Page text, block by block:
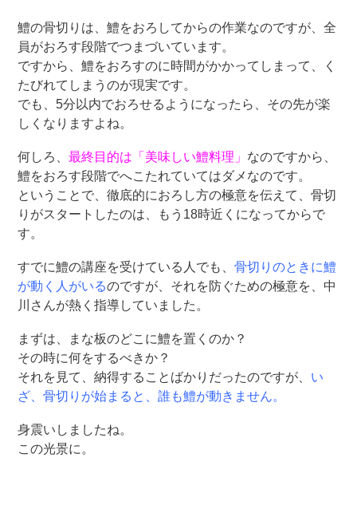
鱧の骨切りは、鱧をおろしてからの作業なのですが、全
員がおろす段階でつまづいています。
ですから、鱧をおろすのに時間がかかってしまって、く
たびれてしまうのが現実です。
でも、5分以内でおろせるようになったら、その先が楽
しくなりますよね。
何しろ、最終目的は「美味しい鱧料理」 なのですから、
鱧をおろす段階でへこたれていてはダメなのです。
ということで、徹底的におろし方の極意を伝えて、骨切
りがスタートしたのは、もう18時近くになってからで
す。
すでに鱧の講座を受けている人でも、骨切りのときに鱧
が動く人がいるのですが、それを防ぐための極意を、中
川さんが熱く指導していました。
まずは、まな板のどこに鱧を置くのか？
その時に何をするべきか？
それを見て、納得することばかりだったのですが、 い
ざ、骨切りが始まると、誰も鱧が動きません。
身震いしましたね。
この光景に。